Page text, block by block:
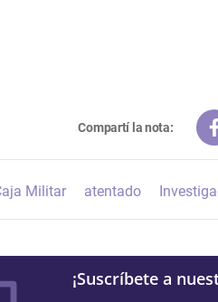
Compartí la nota:
Militar atentado
¡Suscríbete a